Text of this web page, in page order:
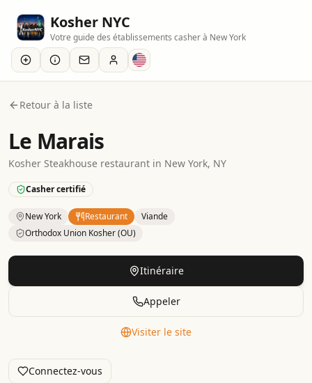
Kosher NYC
Votre guide des établissements casher à New York
Retour à la liste
Le Marais
Kosher Steakhouse restaurant in New York, NY
Casher certifié
New York Restaurant
Viande
Orthodox Union Kosher (OU)
Kosher Category:
Itinéraire
Appeler
Visiter le site
Connectez-vous